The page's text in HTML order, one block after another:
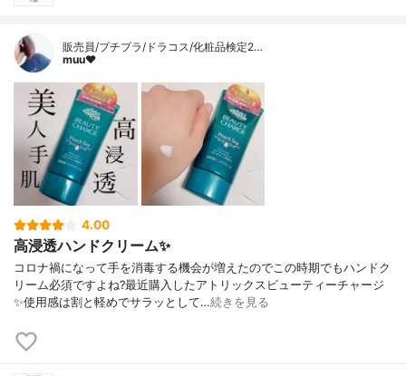
販売員/プチプラ/ドラコス/化粧品検定2…
muu❤︎
4.00
高浸透ハンドクリーム✨
コロナ禍になって手を消毒する機会が増えたのでこの時期でもハンドク
リーム必須ですよね?最近購入したアトリックスビューティーチャージ
✨使用感は割と軽めでサラッとして…続きを見る